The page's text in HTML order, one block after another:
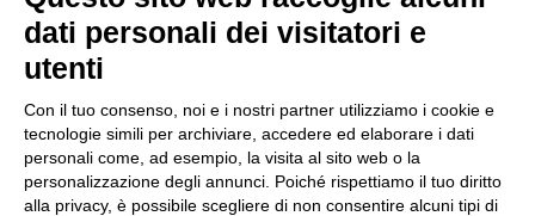
dati personali dei visitatori e
utenti
Con il tuo consenso, noi e i nostri partner utilizziamo i cookie e
tecnologie simili per archiviare, accedere ed elaborare i dati
personali come, ad esempio, la visita al sito web o la
personalizzazione degli annunci. Poiché rispettiamo il tuo diritto
alla privacy, è possibile scegliere di non consentire alcuni tipi di